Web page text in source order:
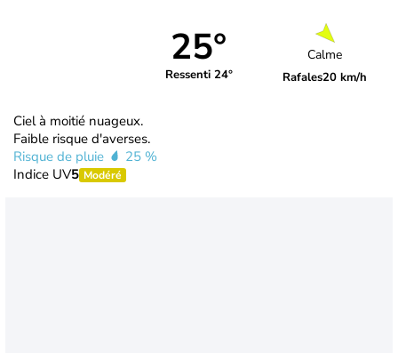
25°
Ressenti 24°
Calme
Rafales20 km/h
Ciel à moitié nuageux.
Faible risque d'averses.
Risque de pluie
25 %
Indice UV5 Modéré